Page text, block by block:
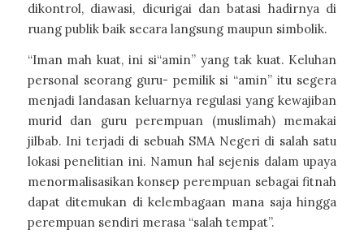
dikontrol, diawasi, dicurigai dan batasi hadirnya di
ruang publik baik secara langsung maupun simbolik.
“Iman mah kuat, ini si“amin” yang tak kuat. Keluhan
personal seorang guru- pemilik si “amin” itu segera
menjadi landasan keluarnya regulasi yang kewajiban
murid dan guru perempuan (muslimah) memakai
jilbab. Ini terjadi di sebuah SMA Negeri di salah satu
lokasi penelitian ini. Namun hal sejenis dalam upaya
menormalisasikan konsep perempuan sebagai fitnah
dapat ditemukan di kelembagaan mana saja hingga
perempuan sendiri merasa “salah tempat”.